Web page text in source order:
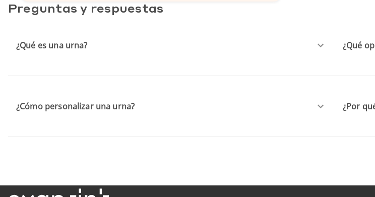
Preguntas y respuestas
¿Qué es una urna?
¿Cómo personalizar una urna?
¿Qué
¿Por